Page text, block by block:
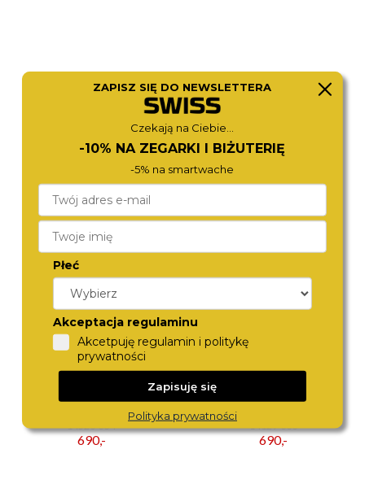
14134-333
690,-
CALVIN KLEIN
25100062
14520-334
690,-
14129-333
690,-
ZAPISZ SIĘ DO NEWSLETTERA
Czekają na Ciebie...
-10% NA ZEGARKI I BIŻUTERIĘ
-5% na smartwache
Płeć
Akceptacja regulaminu
Akcetpuję regulamin i politykę
prywatności
Zapisuję się
Polityka prywatności